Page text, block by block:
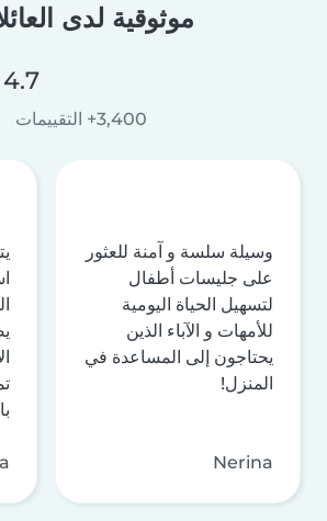
موثوقية لدى
4.7 / 5
3,400+ التقييمات
وسيلة سلسة و آمنة للعثور
على جليسات أطفال
لتسهيل الحياة اليومية
للأمهات و الآباء الذين
يحتاجون إلى المساعدة في
المنزل!
Nerina